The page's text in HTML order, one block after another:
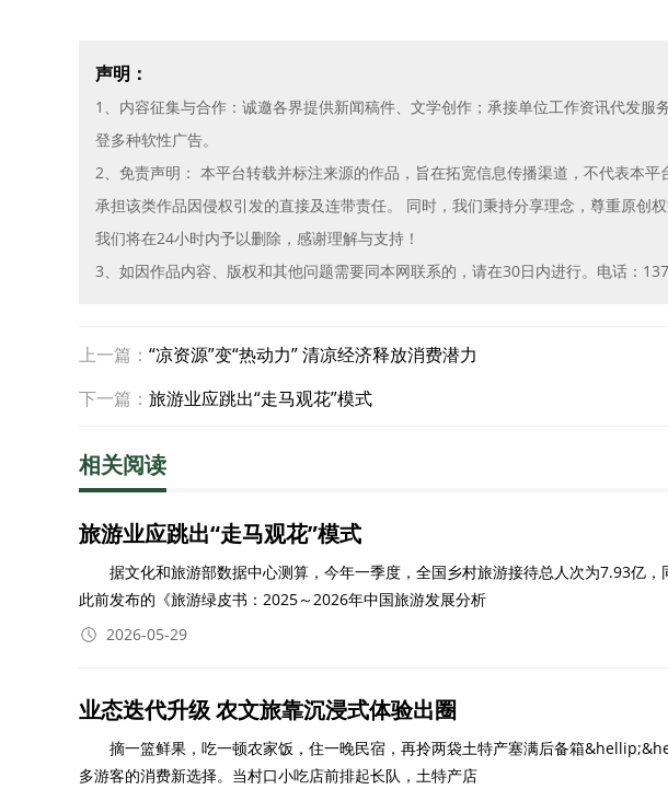
声明：
1、内容征集与合作：诚邀各界提供新闻稿件、文学创作；承接单位工作资讯代发服
登多种软性广告。
2、免责声明： 本平台转载并标注来源的作品，旨在拓宽信息传播渠道，不代表本
承担该类作品因侵权引发的直接及连带责任。 同时，我们秉持分享理念，尊重原创
我们将在24小时内予以删除，感谢理解与支持！
3、如因作品内容、版权和其他问题需要同本网联系的，请在30日内进行。电话：
上一篇： “凉资源”变“热动力” 清凉经济释放消费潜力
下一篇： 旅游业应跳出“走马观花”模式
相关阅读
旅游业应跳出“走马观花”模式
据文化和旅游部数据中心测算，今年一季度，全国乡村旅游接待总人次为7.93亿，
此前发布的《旅游绿皮书：2025～2026年中国旅游发展分析
2026-05-29
业态迭代升级 农文旅靠沉浸式体验出圈
摘一篮鲜果，吃一顿农家饭，住一晚民宿，再拎两袋土特产塞满后备箱
多游客的消费新选择。当村口小吃店前排起长队，土特产店